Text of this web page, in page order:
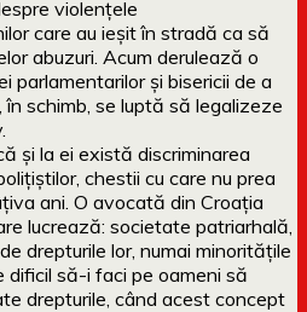
violențele
care au ieșit în stradă ca să
abuzuri. Acum derulează o
parlamentarilor și bisericii de a
schimb, se luptă să legalizeze
și la ei există discriminarea
chestii cu care nu prea
ani. O avocată din Croația
lucrează: societate patriarhală,
drepturile lor, numai minoritățile
dificil să-i faci pe oameni să
drepturile, când acest concept